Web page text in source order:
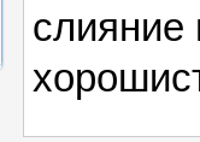
слияние